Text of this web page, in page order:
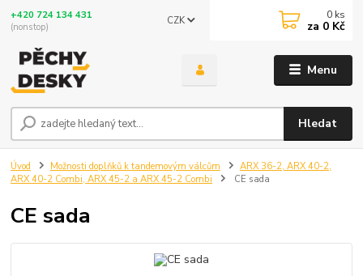
Menu
CZK
Hledat
+420 724 134 431
(nonstop)
0 ks
za 0 Kč
Úvod Možnosti doplňků k tandemovým válcům
ARX 36-2, ARX 40-2,
ARX 40-2 Combi, ARX 45-2 a ARX 45-2 Combi
CE sada
CE sada